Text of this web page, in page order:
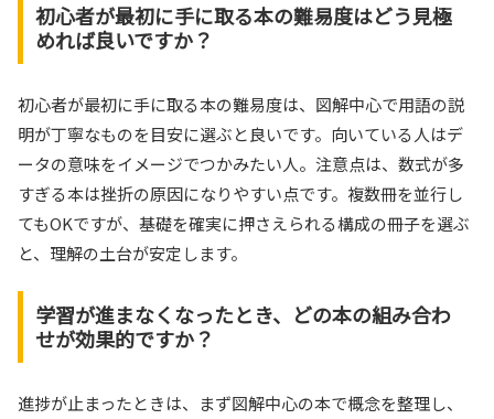
初心者が最初に手に取る本の難易度はどう見極
めれば良いですか？
初心者が最初に手に取る本の難易度は、図解中心で用語の説
明が丁寧なものを目安に選ぶと良いです。向いている人はデ
ータの意味をイメージでつかみたい人。注意点は、数式が多
すぎる本は挫折の原因になりやすい点です。複数冊を並行し
てもOKですが、基礎を確実に押さえられる構成の冊子を選ぶ
と、理解の土台が安定します。
学習が進まなくなったとき、どの本の組み合わ
せが効果的ですか？
進捗が止まったときは、まず図解中心の本で概念を整理し、